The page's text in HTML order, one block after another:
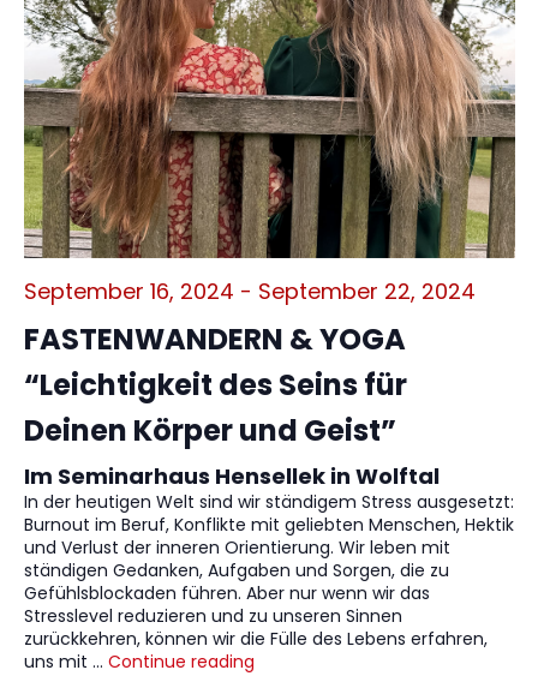
September 16, 2024 - September 22, 2024
FASTENWANDERN & YOGA
“Leichtigkeit des Seins für
Deinen Körper und Geist”
Im Seminarhaus Hensellek in Wolftal
In der heutigen Welt sind wir ständigem Stress ausgesetzt:
Burnout im Beruf, Konflikte mit geliebten Menschen, Hektik
und Verlust der inneren Orientierung. Wir leben mit
ständigen Gedanken, Aufgaben und Sorgen, die zu
Gefühlsblockaden führen. Aber nur wenn wir das
Stresslevel reduzieren und zu unseren Sinnen
zurückkehren, können wir die Fülle des Lebens erfahren,
uns mit … Continue reading